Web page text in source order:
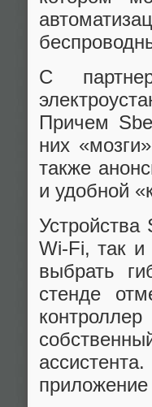
С
Причем
них
также
и удобной
Wi-Fi, так и
выбрать
стенде